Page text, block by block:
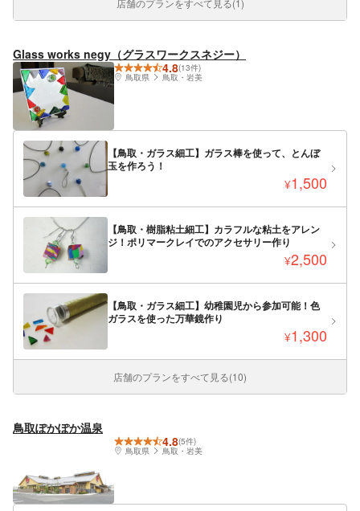
店舗のプランをすべて見る(1)
Glass works negy（グラスワークスネジー）
4.8(13件)
鳥取県
鳥取・岩美
【鳥取・ガラス細工】ガラス棒を使って、とんぼ
玉を作ろう！
¥1,500
【鳥取・樹脂粘土細工】カラフルな粘土をアレン
ジ！ポリマークレイでのアクセサリー作り
¥2,500
【鳥取・ガラス細工】幼稚園児から参加可能！色
ガラスを使った万華鏡作り
¥1,300
店舗のプランをすべて見る(10)
鳥取ぽかぽか温泉
4.8(5件)
鳥取県
鳥取・岩美